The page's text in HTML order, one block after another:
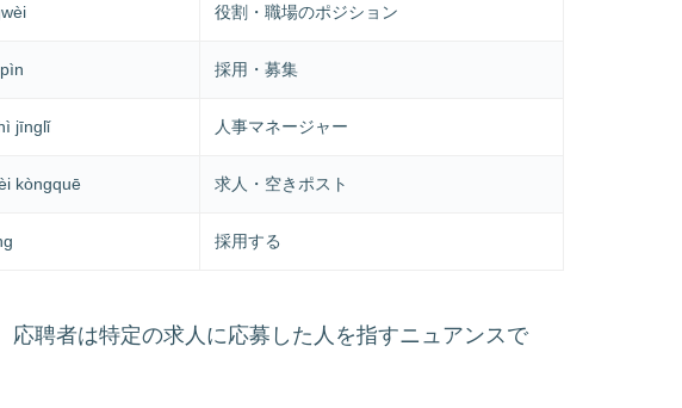
役割・職場のポジション
採用・募集
jīnglǐ 人事マネージャー
kòngquē 求人・空きポスト
採用する
応聘者は特定の求人に応募した人を指すニュアンスで